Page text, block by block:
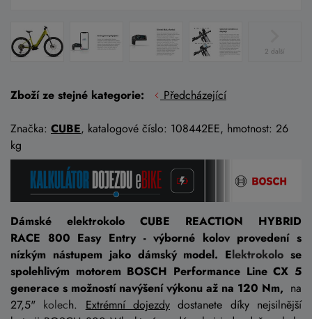
2 další
Zboží ze stejné kategorie: Předcházející
Značka: CUBE, katalogové číslo: 108442EE, hmotnost: 26
kg
Dámské elektrokolo CUBE REACTION HYBRID
RACE 800 Easy Entry - výborné kolov provedení s
nízkým nástupem jako dámský model. Elektrokolo se
spolehlivým motorem BOSCH Performance Line CX 5
generace s možností navýšení výkonu až na 120 Nm, na
27,5" kolech. Extrémní dojezdy dostanete díky nejsilnější